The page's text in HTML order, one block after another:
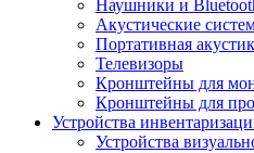
Наушники и
Акустические
Портативная
Телевизоры
Кронштейны для
Кронштейны для
Устройства
Устройства